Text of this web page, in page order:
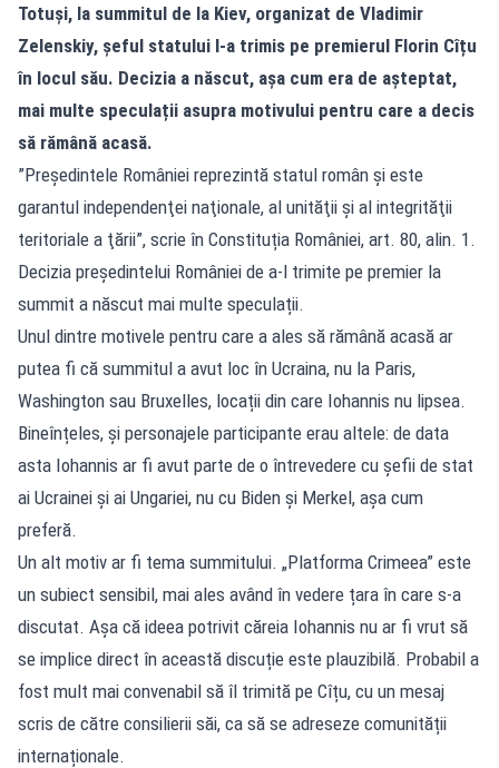
Totuși, la summitul de la Kiev, organizat de Vladimir
Zelenskiy, șeful statului l-a trimis pe premierul Florin Cîțu
în locul său. Decizia a născut, așa cum era de așteptat,
mai multe speculații asupra motivului pentru care a decis
să rămână acasă.
”Preşedintele României reprezintă statul român şi este
garantul independenţei naţionale, al unităţii şi al integrităţii
teritoriale a ţării”, scrie în Constituția României, art. 80, alin. 1.
Decizia președintelui României de a-l trimite pe premier la
summit a născut mai multe speculații.
Unul dintre motivele pentru care a ales să rămână acasă ar
putea fi că summitul a avut loc în Ucraina, nu la Paris,
Washington sau Bruxelles, locații din care Iohannis nu lipsea.
Bineînțeles, și personajele participante erau altele: de data
asta Iohannis ar fi avut parte de o întrevedere cu șefii de stat
ai Ucrainei și ai Ungariei, nu cu Biden și Merkel, așa cum
preferă.
Un alt motiv ar fi tema summitului. „Platforma Crimeea” este
un subiect sensibil, mai ales având în vedere țara în care s-a
discutat. Așa că ideea potrivit căreia Iohannis nu ar fi vrut să
se implice direct în această discuție este plauzibilă. Probabil a
fost mult mai convenabil să îl trimită pe Cîțu, cu un mesaj
scris de către consilierii săi, ca să se adreseze comunității
internaționale.